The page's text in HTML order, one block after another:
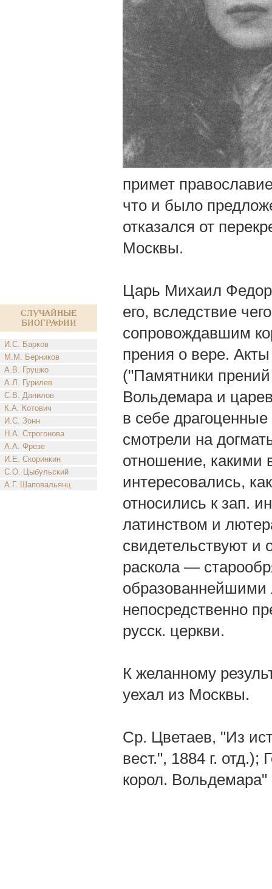
Случайные
биографии
И.С. Барков
М.М. Берников
А.В. Грушко
А.Л. Гурилев
С.В. Данилов
К.А. Котович
И.С. Зонн
Н.А. Строгонова
А.А. Фрезе
И.Е. Скоринкин
С.О. Цыбульский
А.Г. Шаповальянц
примет
что и было
отказался от
Москвы.
Царь Михаил
его, вследствие
сопровождавшим
прения о вере.
("Памятники
Вольдемара и
в себе драгоценные
смотрели на
отношение, какими
интересовались,
относились к зап.
латинством и
свидетельствуют и
раскола —
образованнейшими
непосредственно
русск. церкви.
К желанному
уехал из Москвы.
Ср. Цветаев, "Из
вест.", 1884 г.
корол. Вольдемара"